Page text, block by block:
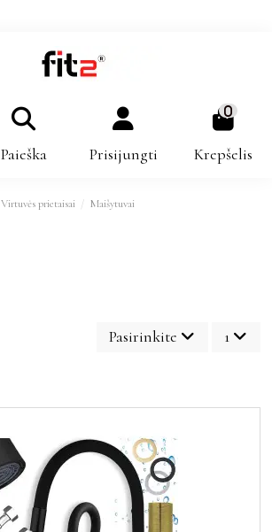
Paieška Prisijungti
0
Krepšelis
Virtuvės prietaisai Maišytuvai
Pasirinkite 1